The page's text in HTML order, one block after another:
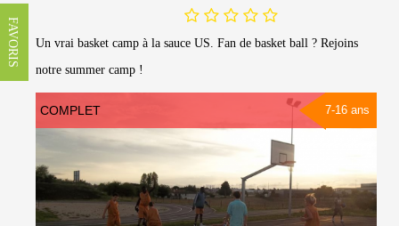
FAVORIS
Un vrai basket camp à la sauce US. Fan de basket ball ? Rejoins
notre summer camp !
COMPLET 7-16 ans